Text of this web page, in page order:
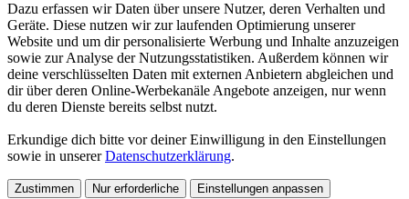
Dazu erfassen wir Daten über unsere Nutzer, deren Verhalten und
Geräte. Diese nutzen wir zur laufenden Optimierung unserer
Website und um dir personalisierte Werbung und Inhalte anzuzeigen
sowie zur Analyse der Nutzungsstatistiken. Außerdem können wir
deine verschlüsselten Daten mit externen Anbietern abgleichen und
dir über deren Online-Werbekanäle Angebote anzeigen, nur wenn
du deren Dienste bereits selbst nutzt.
Erkundige dich bitte vor deiner Einwilligung in den Einstellungen
sowie in unsererDatenschutzerklärung.
Zustimmen Nur erforderliche Einstellungen anpassen